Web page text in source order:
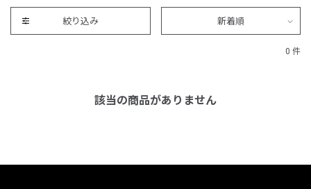
絞り込み 新着順
0 件
該当の商品がありません